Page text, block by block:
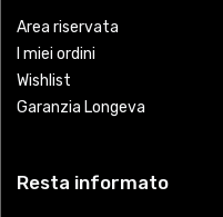
Area riservata
I miei ordini
Wishlist
Garanzia Longeva
Resta informato